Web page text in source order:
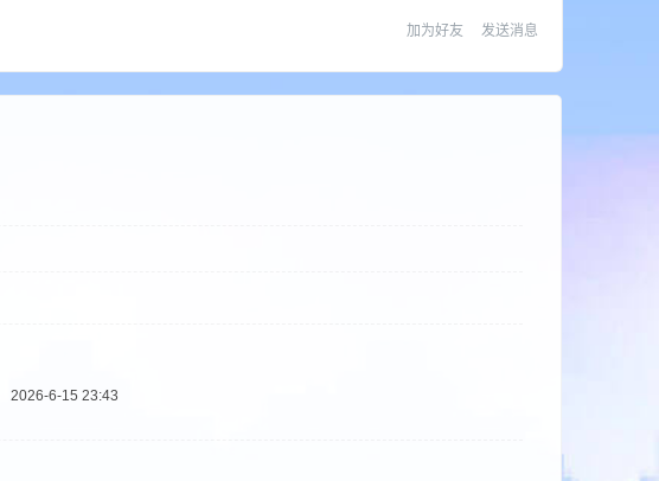
加为好友 发送消息
2026-6-15 23:43